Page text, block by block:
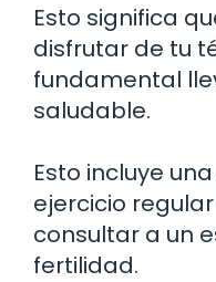
Esto significa
disfrutar de tu
fundamental
saludable.
Esto incluye
ejercicio
consultar a un
fertilidad.